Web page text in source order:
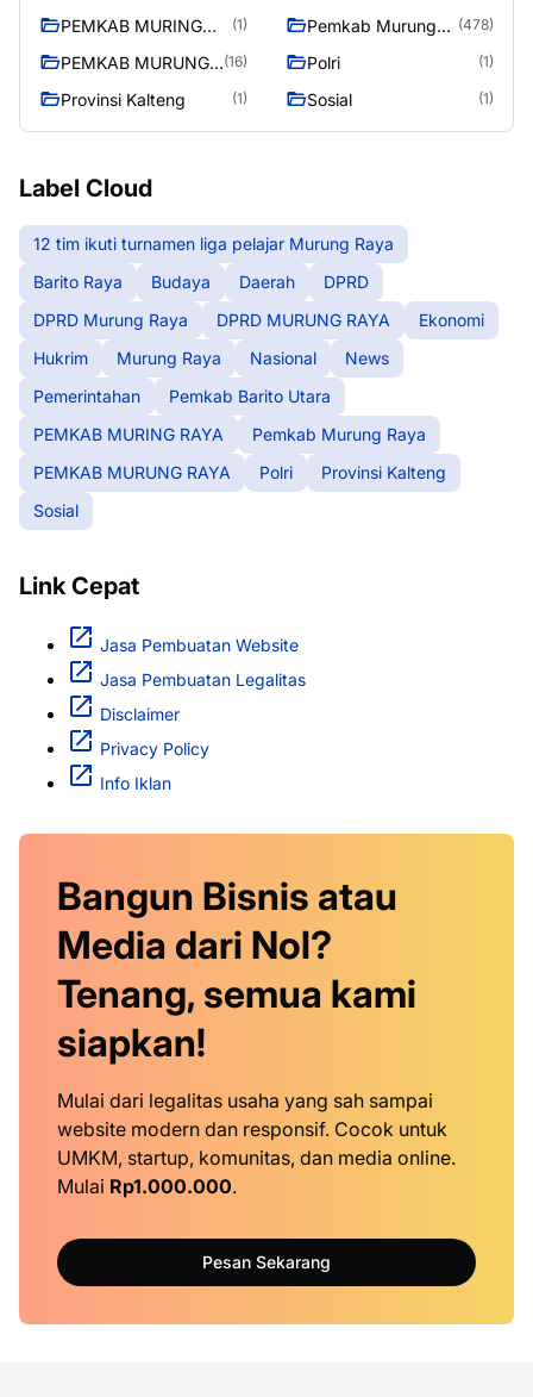
PEMKAB MURING
(1)
Pemkab Murung
(478)
PEMKAB MURUNG
(16) Polri (1)
Provinsi Kalteng (1) Sosial (1)
Label Cloud
12 tim ikuti turnamen liga pelajar Murung Raya
Barito Raya
Budaya Daerah
DPRD
DPRD Murung Raya
DPRD MURUNG RAYA
Ekonomi
Hukrim
Murung Raya Nasional
News
Pemerintahan
Pemkab Barito Utara
PEMKAB MURING RAYA
Pemkab Murung Raya
PEMKAB MURUNG RAYA
Polri
Provinsi Kalteng
Sosial
Link Cepat
Jasa Pembuatan Website
Jasa Pembuatan Legalitas
Disclaimer
Privacy Policy
Info Iklan
Bangun Bisnis atau
Media dari Nol?
Tenang, semua kami
siapkan!
Mulai dari legalitas usaha yang sah sampai
website modern dan responsif. Cocok untuk
UMKM, startup, komunitas, dan media online.
Mulai Rp1.000.000.
Pesan Sekarang